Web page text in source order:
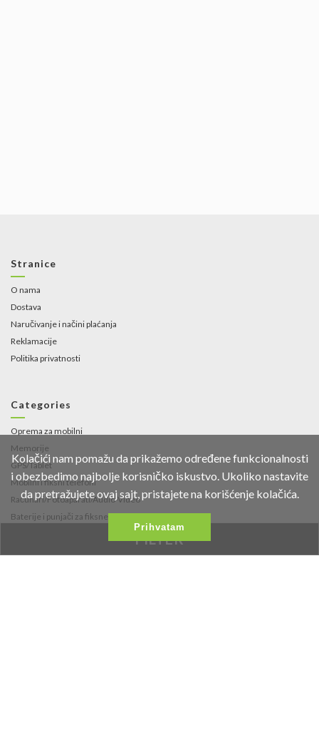
FILTER
Stranice
O nama
Dostava
Naručivanje i načini plaćanja
Reklamacije
Politika privatnosti
Categories
Oprema za mobilni
Memorije
GPS/Tablet
Mobilni i fiksni telefoni
Računari/Fotoaparati/Audio-Video
Baterije i punjači za fiksne telefone i
Kolačići nam pomažu da prikažemo određene funkcionalnosti
i obezbedimo najbolje korisničko iskustvo. Ukoliko nastavite
da pretražujete ovaj sajt, pristajete na korišćenje kolačića.
Prihvatam